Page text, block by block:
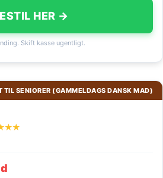
HER →
Skift kasse ugentligt.
SENIORER (GAMMELDAGS DANSK MAD)